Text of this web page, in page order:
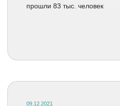
прошли 83 тыс. человек
09.12.2021